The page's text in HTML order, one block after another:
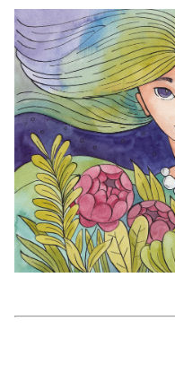
ワークスタイル
妊娠/出産/家族
ココロ/カラダ
グルメ
トラベル